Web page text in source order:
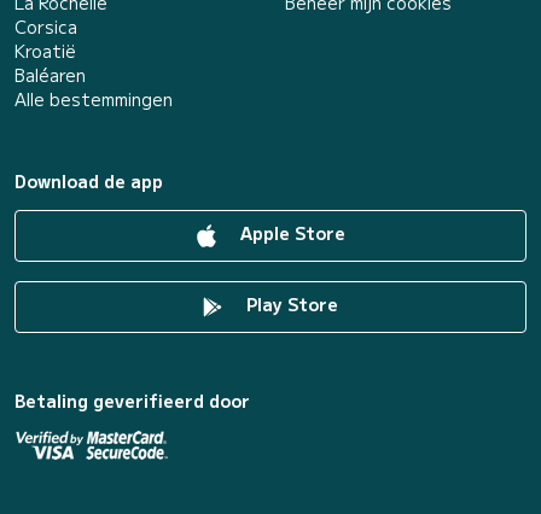
Corsica
Kroatië
Baléaren
Alle bestemmingen
Download de app
Apple Store
Play Store
Betaling geverifieerd door